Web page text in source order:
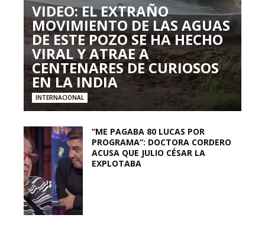
VIDEO: EL EXTRAÑO
MOVIMIENTO DE LAS AGUAS
DE ESTE POZO SE HA HECHO
VIRAL Y ATRAE A
CENTENARES DE CURIOSOS
EN LA INDIA
INTERNACIONAL
“ME PAGABA 80 LUCAS POR
PROGRAMA”: DOCTORA CORDERO
ACUSA QUE JULIO CÉSAR LA
EXPLOTABA